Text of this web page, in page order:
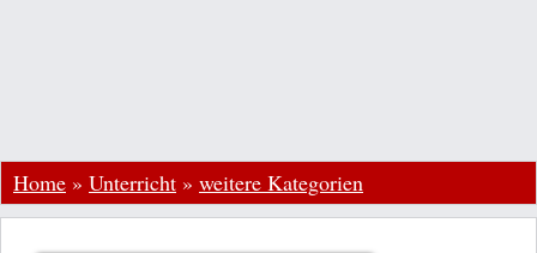
Home » Unterricht » weitere Kategorien